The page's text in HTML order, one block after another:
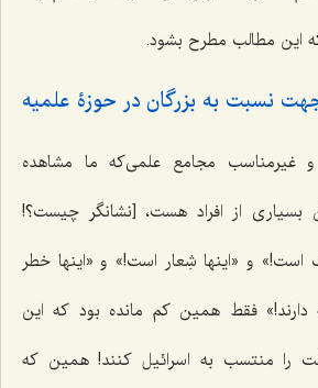
این مطالب مطرح بشود.
نسبت به بزرگان در حوزۀ علمیه
و غیرمناسب مجامع علمی‌که ما مشاهده
از افراد هست، [نشانگر چیست؟!
است!» و «اینها شِعار است!» و «اینها خطر
دارند!» فقط همین کم مانده بود که این
را منتسب به اسرائیل کنند! همین که